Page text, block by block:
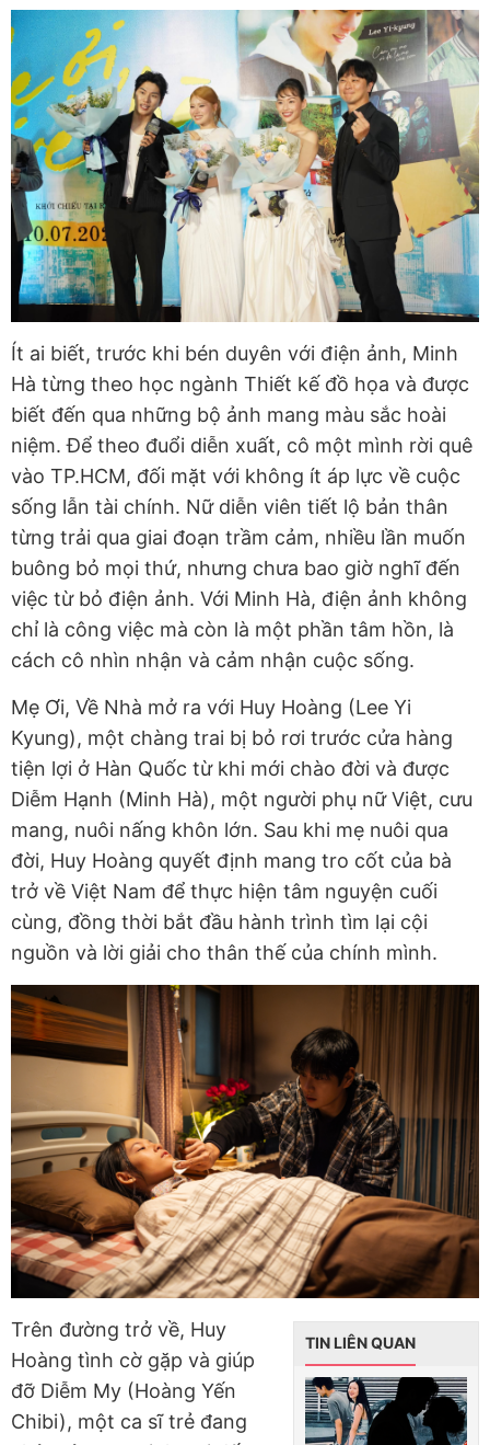
Ít ai biết, trước khi bén duyên với điện ảnh, Minh
Hà từng theo học ngành Thiết kế đồ họa và được
biết đến qua những bộ ảnh mang màu sắc hoài
niệm. Để theo đuổi diễn xuất, cô một mình rời quê
vào TP.HCM, đối mặt với không ít áp lực về cuộc
sống lẫn tài chính. Nữ diễn viên tiết lộ bản thân
từng trải qua giai đoạn trầm cảm, nhiều lần muốn
buông bỏ mọi thứ, nhưng chưa bao giờ nghĩ đến
việc từ bỏ điện ảnh. Với Minh Hà, điện ảnh không
chỉ là công việc mà còn là một phần tâm hồn, là
cách cô nhìn nhận và cảm nhận cuộc sống.
Mẹ Ơi, Về Nhà mở ra với Huy Hoàng (Lee Yi
Kyung), một chàng trai bị bỏ rơi trước cửa hàng
tiện lợi ở Hàn Quốc từ khi mới chào đời và được
Diễm Hạnh (Minh Hà), một người phụ nữ Việt, cưu
mang, nuôi nấng khôn lớn. Sau khi mẹ nuôi qua
đời, Huy Hoàng quyết định mang tro cốt của bà
trở về Việt Nam để thực hiện tâm nguyện cuối
cùng, đồng thời bắt đầu hành trình tìm lại cội
nguồn và lời giải cho thân thế của chính mình.
TIN LIÊN QUAN
Trên đường trở về, Huy
Hoàng tình cờ gặp và giúp
đỡ Diễm My (Hoàng Yến
Chibi), một ca sĩ trẻ đang